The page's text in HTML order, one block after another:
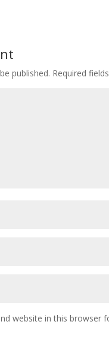
published. Required
website in this browser